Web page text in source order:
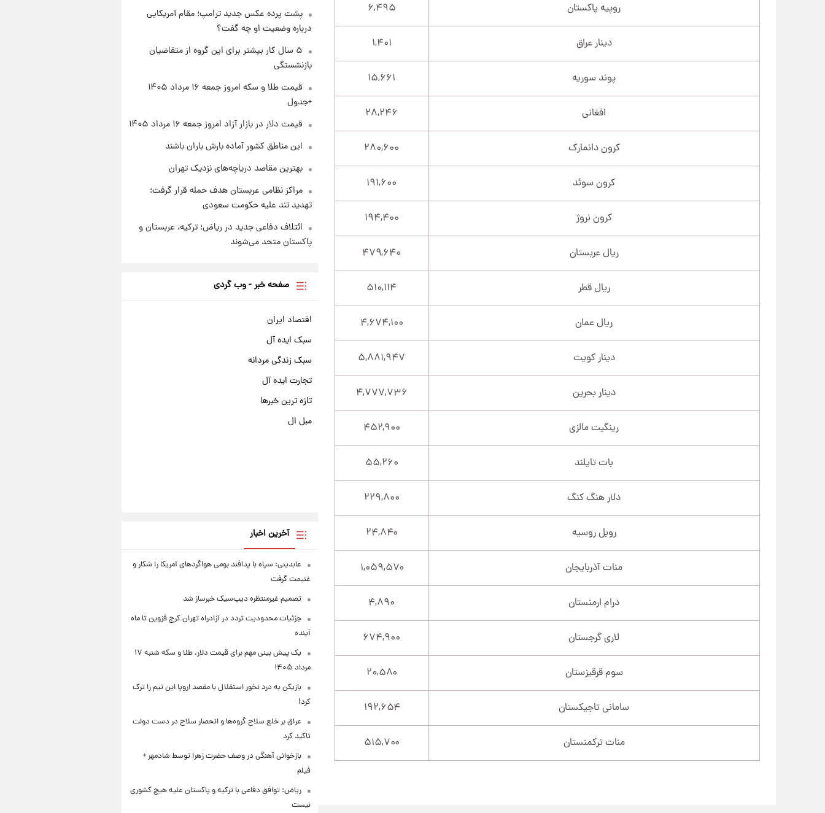
روپیه پاکستان ۶,۴۹۵
دینار عراق ۱,۴۰۱
پوند سوریه ۱۵,۶۶۱
افغانی ۲۸,۲۴۶
کرون دانمارک ۲۸۰,۶۰۰
کرون سوئد ۱۹۱,۶۰۰
کرون نروژ ۱۹۴,۴۰۰
ریال عربستان ۴۷۹,۶۴۰
ریال قطر ۵۱۰,۱۱۴
ریال عمان ۴,۶۷۴,۱۰۰
دینار کویت ۵,۸۸۱,۹۴۷
دینار بحرین ۴,۷۷۷,۷۳۶
رینگیت مالزی ۴۵۲,۹۰۰
بات تایلند ۵۵,۲۶۰
دلار هنگ کنگ ۲۲۹,۸۰۰
روبل روسیه ۲۴,۸۴۰
منات آذربایجان ۱,۰۵۹,۵۷۰
درام ارمنستان ۴,۸۹۰
لاری گرجستان ۶۷۴,۹۰۰
سوم قرقیزستان ۲۰,۵۸۰
سامانی تاجیکستان ۱۹۲,۶۵۴
منات ترکمنستان ۵۱۵,۷۰۰
پشت پرده عکس جدید ترامپ؛ مقام آمریکایی
درباره وضعیت او چه گفت؟
۵ سال کار بیشتر برای این گروه از متقاضیان
بازنشستگی
قیمت طلا و سکه امروز جمعه ۱۶ مرداد ۱۴۰۵
+جدول
قیمت دلار در بازار آزاد امروز جمعه ۱۶ مرداد ۱۴۰۵
این مناطق کشور آماده بارش باران باشند
بهترین مقاصد دریاچه‌های نزدیک تهران
مراکز نظامی عربستان هدف حمله قرار گرفت؛
تهدید تند علیه حکومت سعودی
ائتلاف دفاعی جدید در ریاض؛ ترکیه، عربستان و
پاکستان متحد می‌شوند
صفحه خبر - وب گردی
اقتصاد ایران
سبک ایده آل
سبک زندگی مردانه
تجارت ایده آل
تازه ترین خبرها
مبل ال
آخرین اخبار
عابدینی: سپاه با پدافند بومی هواگردهای آمریکا را شکار و
غنیمت گرفت
تصمیم غیرمنتظره دیپ‌سیک خبرساز شد
جزئیات محدودیت تردد در آزادراه تهران کرج قزوین تا ماه
آینده
یک پیش ‌بینی مهم برای قیمت دلار، طلا و سکه شنبه ۱۷
مرداد ۱۴۰۵
بازیکن به درد نخور استقلال با مقصد اروپا این تیم را ترک
کرد!
عراق بر خلع سلاح گروه‌ها و انحصار سلاح در دست دولت
تاکید کرد
بازخوانی آهنگی در وصف حضرت زهرا توسط شادمهر +
فیلم
ریاض: توافق دفاعی با ترکیه و پاکستان علیه هیچ کشوری
نیست